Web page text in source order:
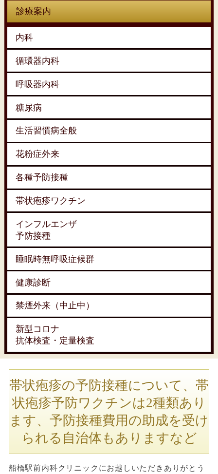
診療案内
内科
循環器内科
呼吸器内科
糖尿病
生活習慣病全般
花粉症外来
各種予防接種
帯状疱疹ワクチン
インフルエンザ
予防接種
睡眠時無呼吸症候群
健康診断
禁煙外来（中止中）
新型コロナ
抗体検査・定量検査
帯状疱疹の予防接種について、帯
状疱疹予防ワクチンは2種類あり
ます、予防接種費用の助成を受け
られる自治体もありますなど
船橋駅前内科クリニックにお越しいただきありがとう